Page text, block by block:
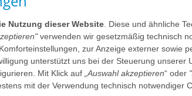
HEIDELBERG sind
An- und Zugehörigen sowie der
Fragen nach dem Sinn des Lebens
suchen wir Menschen in ihren
sie in ihrer Suche nach dem was trägt. Dabei
Nutzung dieser Website . Diese und ähnliche
verwenden wir gesetzmäßig technisch
zur Anzeige externer sowie
unterstützt uns bei der Steuerung unserer
Mit Klick auf „Auswahl akzeptieren“ oder
mit der Verwendung technisch notwendiger